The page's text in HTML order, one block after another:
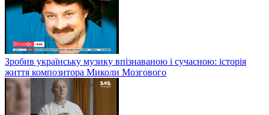
Зробив українську музику впізнаваною і сучасною: історія
життя композитора Миколи Мозгового